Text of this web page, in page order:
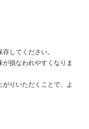
してください。
損なわれやすくなりま
りいただくことで、よ